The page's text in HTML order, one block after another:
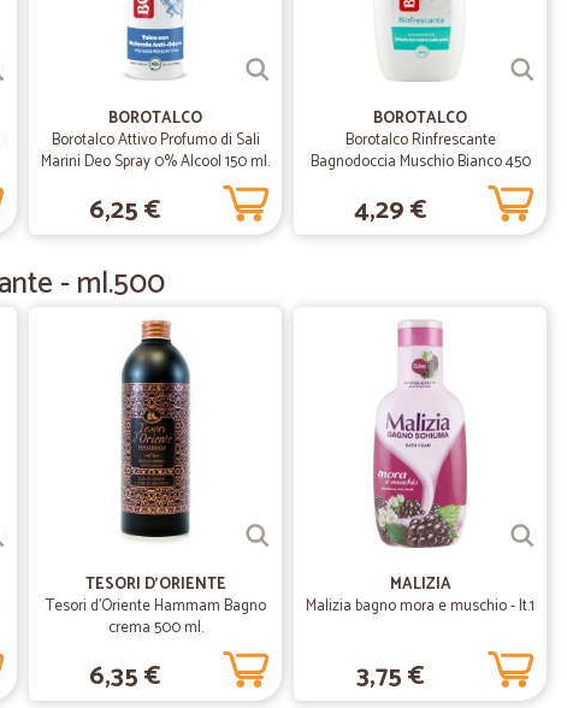
per oggi. Ho ordinato la roba che poteva fare
ovvio io ho trovato tutto in buon condizione.
30/07/2021
neo. Le date di scadenza dei freschi, a ridosso
M.
imballato molto bene per resistere agli scossoni del
a Centro Italia). Primo acquisto sul sito con voto pieno. Al
30/07/2019
imballaggio,sollecito invio e interessamento
BOROTALCO
Borotalco Attivo Profumo di Sali
Marini Deo Spray 0% Alcool 150 ml.
6,25 €
BOROTALCO
Borotalco Rinfrescante
Bagnodoccia Muschio Bianco 450
4,29 €
- ml.500
TESORI D'ORIENTE
Tesori d'Oriente Hammam Bagno
crema 500 ml.
6,35 €
MALIZIA
Malizia bagno mora e muschio - lt.1
3,75 €